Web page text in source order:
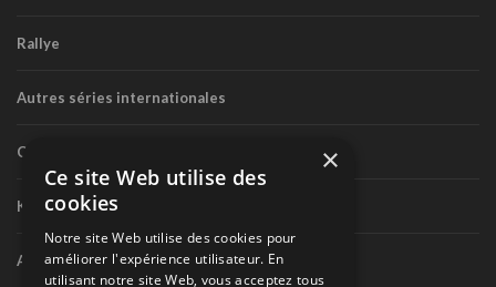
Rallye
Autres séries internationales
Circuit routier canadien
Karting
Autres séries nationales
×
Ce site Web utilise des
cookies
Notre site Web utilise des cookies pour
améliorer l'expérience utilisateur. En
utilisant notre site Web, vous acceptez tous